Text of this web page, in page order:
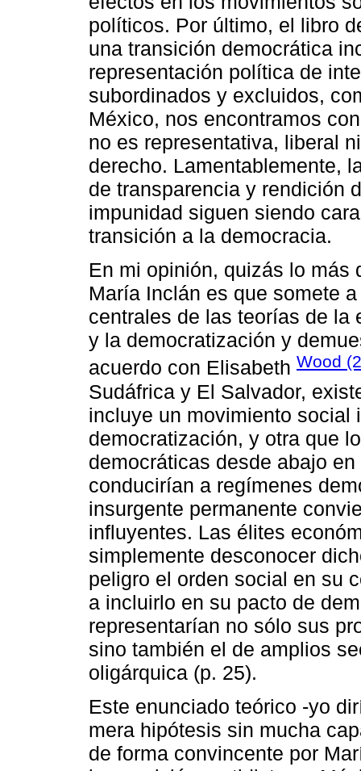
políticos. Por último, el libro
una transición democrática
representación política de
subordinados y excluidos,
México, nos encontramos
no es representativa, liberal
derecho. Lamentablemente,
de transparencia y rendición
impunidad siguen siendo
transición a la democracia.
En mi opinión, quizás lo más
María Inclán es que somete
centrales de las teorías de la
y la democratización y
acuerdo con Elisabeth Wood
Sudáfrica y El Salvador,
incluye un movimiento social
democratización, y otra que
democráticas desde abajo
conducirían a regímenes
insurgente permanente
influyentes. Las élites
simplemente desconocer
peligro el orden social en su
a incluirlo en su pacto de
representarían no sólo sus
sino también el de amplios
oligárquica (p. 25).
Este enunciado teórico -yo
mera hipótesis sin mucha
de forma convincente por